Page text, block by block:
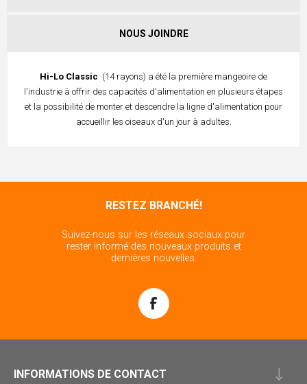
NOUS JOINDRE
Hi-Lo Classic (14 rayons) a été la première mangeoire de
l'industrie à offrir des capacités d'alimentation en plusieurs étapes
et la possibilité de monter et descendre la ligne d'alimentation pour
accueillir les oiseaux d'un jour à adultes.
RESTEZ BRANCHÉ!
Suivez-nous sur les réseaux sociaux pour
rester informé des nouveaux produits et
dernières nouvelles.
INFORMATIONS DE CONTACT